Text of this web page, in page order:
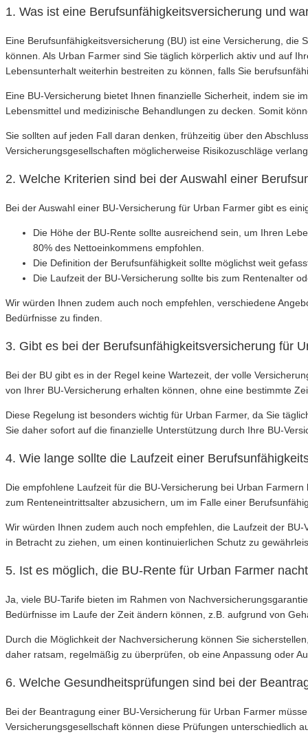
1. Was ist eine Berufsunfähigkeitsversicherung und
Eine Berufsunfähigkeitsversicherung (BU) ist eine Versicherung,
können. Als Urban Farmer sind Sie täglich körperlich aktiv und auf
Lebensunterhalt weiterhin bestreiten zu können, falls Sie
Eine BU-Versicherung bietet Ihnen finanzielle Sicherheit, indem sie
Lebensmittel und medizinische Behandlungen zu decken. Somit
Sie sollten auf jeden Fall daran denken, frühzeitig über den
Versicherungsgesellschaften möglicherweise Risikozuschläge
2. Welche Kriterien sind bei der Auswahl einer
Bei der Auswahl einer BU-Versicherung für Urban Farmer gibt es
Die Höhe der BU-Rente sollte ausreichend sein, um Ihren
80% des Nettoeinkommens empfohlen.
Die Definition der Berufsunfähigkeit sollte möglichst weit
Die Laufzeit der BU-Versicherung sollte bis zum Rentenalter
Wir würden Ihnen zudem auch noch empfehlen, verschiedene
Bedürfnisse zu finden.
3. Gibt es bei der Berufsunfähigkeitsversicherung für
Bei der BU gibt es in der Regel keine Wartezeit, der volle
von Ihrer BU-Versicherung erhalten können, ohne eine bestimmte
Diese Regelung ist besonders wichtig für Urban Farmer, da Sie
Sie daher sofort auf die finanzielle Unterstützung durch Ihre BU-
4. Wie lange sollte die Laufzeit einer
Die empfohlene Laufzeit für die BU-Versicherung bei Urban
zum Renteneintrittsalter abzusichern, um im Falle einer
Wir würden Ihnen zudem auch noch empfehlen, die Laufzeit der
in Betracht zu ziehen, um einen kontinuierlichen Schutz zu
5. Ist es möglich, die BU-Rente für Urban Farmer
Ja, viele BU-Tarife bieten im Rahmen von
Bedürfnisse im Laufe der Zeit ändern können, z.B. aufgrund von
Durch die Möglichkeit der Nachversicherung können Sie
daher ratsam, regelmäßig zu überprüfen, ob eine Anpassung oder
6. Welche Gesundheitsprüfungen sind bei der
Bei der Beantragung einer BU-Versicherung für Urban Farmer
Versicherungsgesellschaft können diese Prüfungen unterschiedlich